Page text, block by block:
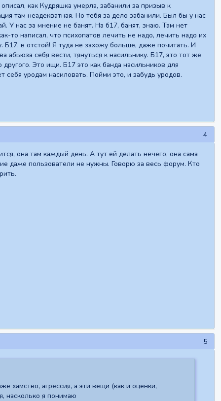
как Кудряшка умерла, забанили за призыв к
там неадекватная. Но тебя за дело забанили. Был бы у нас
У нас за мнение не банят. На б17, банят, знаю. Там нет
то написал, что психопатов лечить не надо, лечить надо их
Б17, в отстой! Я туда не захожу больше, даже почитать. И
себя вести, тянуться к насильнику. Б17, это тот же
Это ищи. Б17 это как банда насильников для
уродам насиловать. Пойми это, и забудь уродов.
4
она там каждый день. А тут ей делать нечего, она сама
даже пользователи не нужны. Говорю за весь форум. Кто
5
хамство, агрессия, а эти вещи (как и оценки,
насколько я понимаю